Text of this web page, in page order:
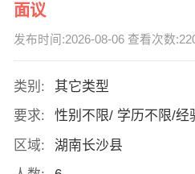
面议
发布时间:2026-08-06 查看次数
类别:
其它类型
要求:
性别不限/ 学历不限/经
区域:
湖南长沙县